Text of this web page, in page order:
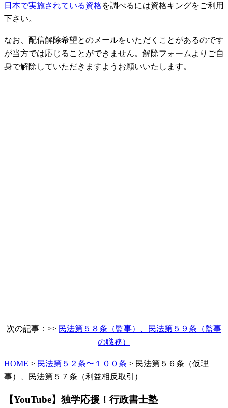
日本で実施されている資格を調べるには資格キングをご利用
下さい。
なお、配信解除希望とのメールをいただくことがあるのです
が当方では応じることができません。解除フォームよりご自
身で解除していただきますようお願いいたします。
次の記事：>> 民法第５８条（監事）、民法第５９条（監事
の職務）
HOME > 民法第５２条〜１００条 > 民法第５６条（仮理
事）、民法第５７条（利益相反取引）
【YouTube】独学応援！行政書士塾